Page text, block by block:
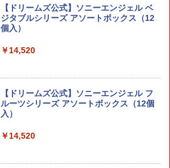
タミヤ 1/32 ミニ四駆PROシリーズ ミニ
四駆スターターパックMA パワータイプ
(ブラストアロー) (MAシャーシ) 【1864
30MF リーベルフォートレス 【285740
6】 (プラモデル)【クレジットカード決
【ドリームズ公式】ソニーエンジェル ベ
ジタブルシリーズ アソートボックス（12
個入）
￥14,520
【ドリームズ公式】ソニーエンジェル フ
ルーツシリーズ アソートボックス（12個
入）
￥14,520